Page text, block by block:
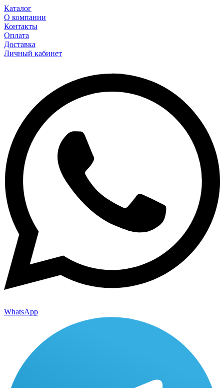
Каталог
О компании
Контакты
Оплата
Доставка
Личный кабинет
WhatsApp